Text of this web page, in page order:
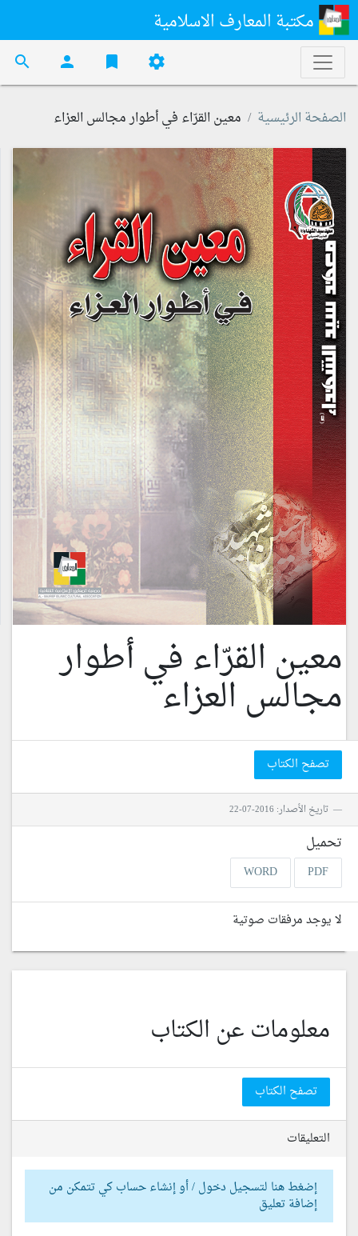
مكتبة المعارف الاسلامية
settings
bookmark
person
search
الصفحة الرئيسية معين القرّاء في أطوار مجالس العزاء
معين القرّاء في أطوار
مجالس العزاء
تصفح الكتاب
تاريخ الأصدار: 2016-07-22
تحميل
PDF
WORD
لا يوجد مرفقات صوتية
معلومات عن الكتاب
تصفح الكتاب
التعليقات
إضغط هنا لتسجيل دخول / أو إنشاء حساب كي تتمكن من
إضافة تعليق